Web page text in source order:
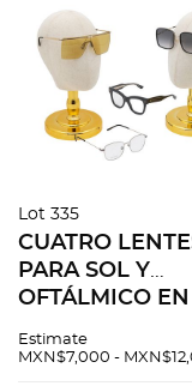
Lot 335
CUATRO
PARA SOL Y
OFTÁLMICO EN
Estimate
MXN$7,000 -